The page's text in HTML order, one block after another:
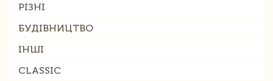
РІЗНІ
БУДІВНИЦТВО
ІНШІ
CLASSIC